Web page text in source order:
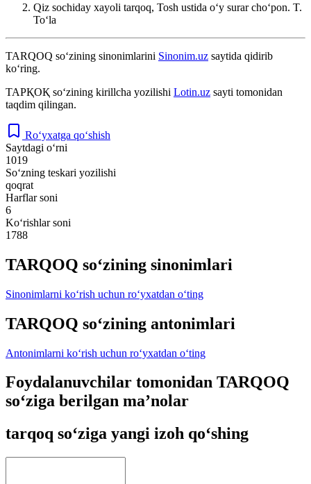
Qiz sochiday xayoli tarqoq, Tosh ustida oʻy surar choʻpon. T.
Toʻla
TARQOQ so‘zining sinonimlarini Sinonim.uz saytida qidirib
ko‘ring.
ТАРҚОҚ so‘zining kirillcha yozilishi Lotin.uz sayti tomonidan
taqdim qilingan.
Ro‘yxatga qo‘shish
Saytdagi o‘rni
1019
So‘zning teskari yozilishi
qoqrat
Harflar soni
6
Ko‘rishlar soni
1788
TARQOQ so‘zining sinonimlari
Sinonimlarni ko‘rish uchun ro‘yxatdan o‘ting
TARQOQ so‘zining antonimlari
Antonimlarni ko‘rish uchun ro‘yxatdan o‘ting
Foydalanuvchilar tomonidan TARQOQ
so‘ziga berilgan ma’nolar
tarqoq so‘ziga yangi izoh qo‘shing